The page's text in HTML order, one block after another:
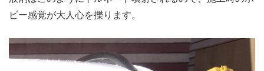
ビー感覚が大人心を擽ります。